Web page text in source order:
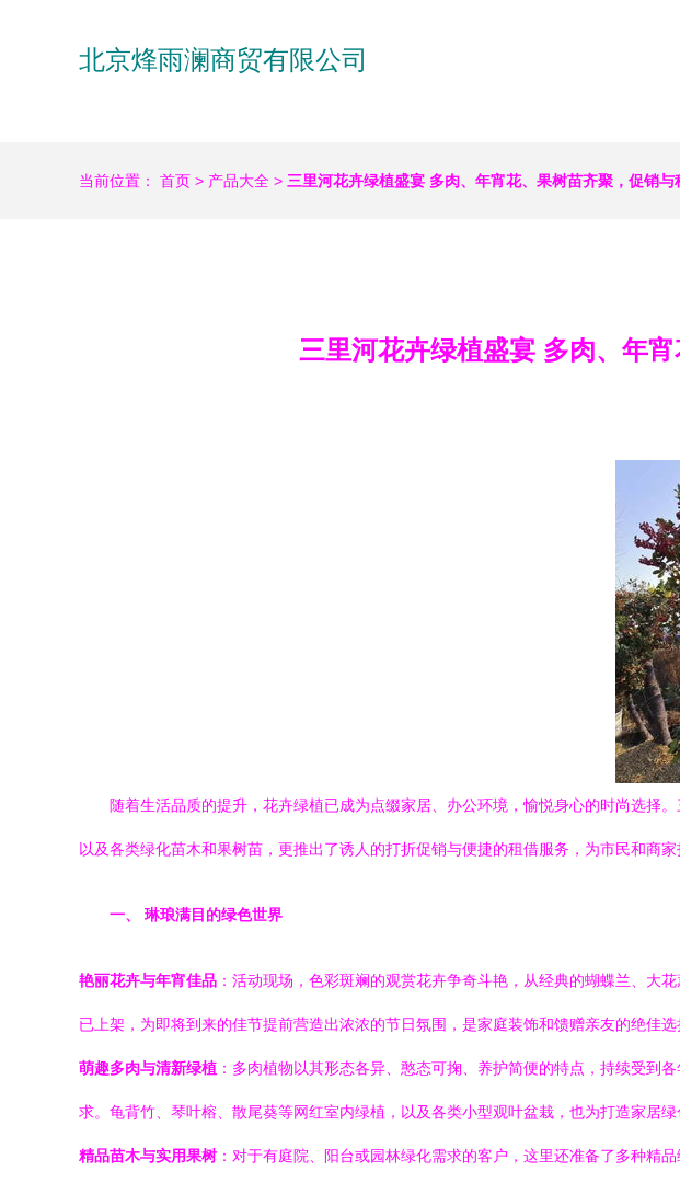
北京烽雨澜商贸有限公司
当前位置： 首页 > 产品大全 > 三里河花卉绿植盛宴 多肉、年宵花、果树苗齐聚，促销
三里河花卉绿植盛宴 多肉、年
随着生活品质的提升，花卉绿植已成为点缀家居、办公环境，愉悦身心的时尚选择
以及各类绿化苗木和果树苗，更推出了诱人的打折促销与便捷的租借服务，为市民和商
一、 琳琅满目的绿色世界
艳丽花卉与年宵佳品 ：活动现场，色彩斑斓的观赏花卉争奇斗艳，从经典的蝴蝶兰、大
已上架，为即将到来的佳节提前营造出浓浓的节日氛围，是家庭装饰和馈赠亲友的绝佳选
萌趣多肉与清新绿植 ：多肉植物以其形态各异、憨态可掬、养护简便的特点，持续受到
求。龟背竹、琴叶榕、散尾葵等网红室内绿植，以及各类小型观叶盆栽，也为打造家居绿
精品苗木与实用果树 ：对于有庭院、阳台或园林绿化需求的客户，这里还准备了多种精